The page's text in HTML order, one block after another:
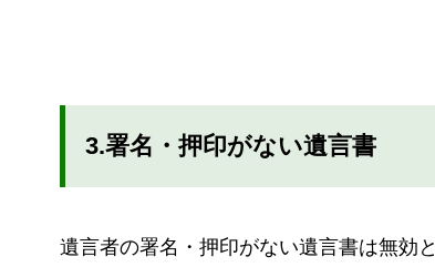
3.署名・押印がない遺言書
遺言者の署名・押印がない遺言書は無効